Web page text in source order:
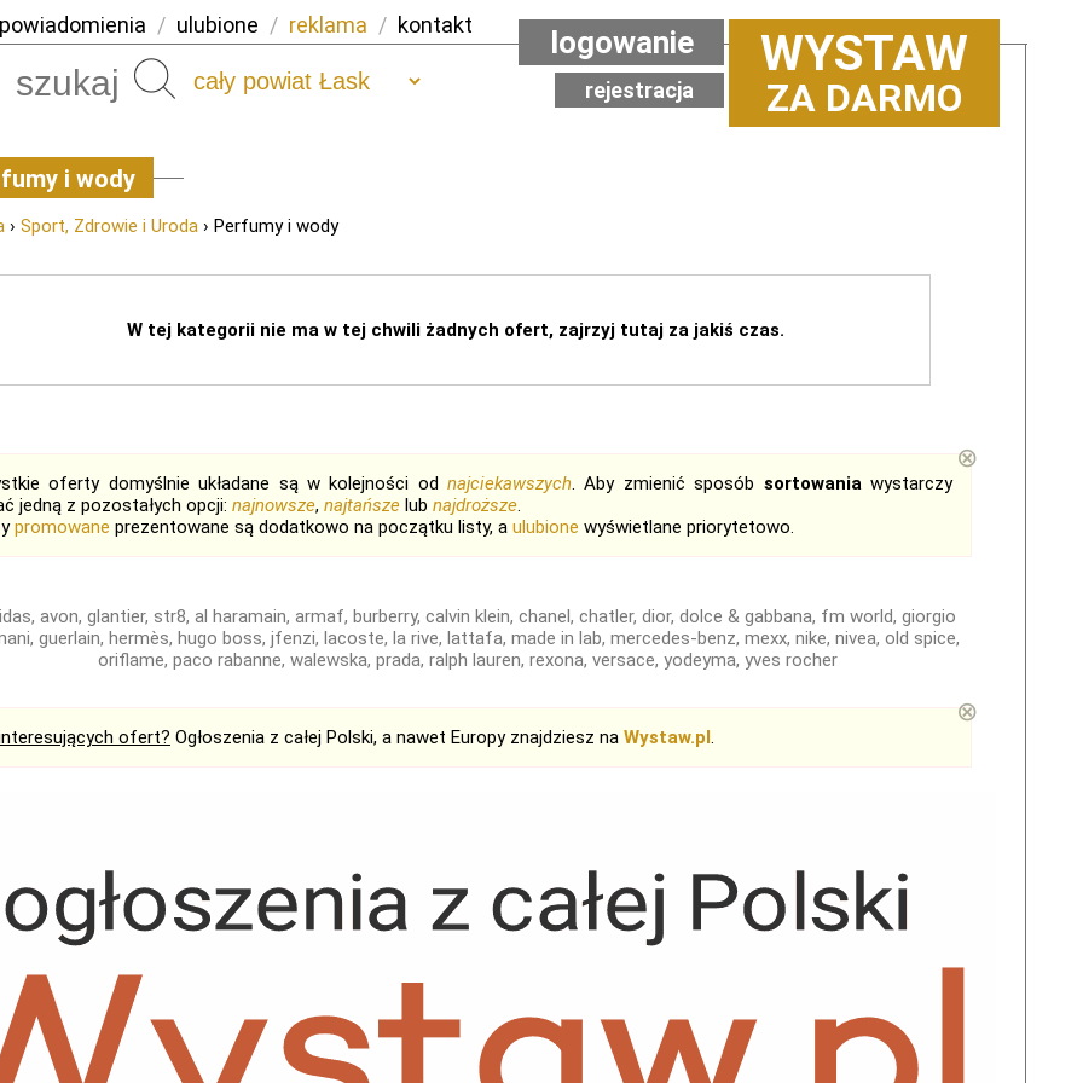
powiadomienia / ulubione / reklama / kontakt
Szukaj WYSTAW
ZA DARMO
logowanie
rejestracja
i wody
› Sport, Zdrowie i Uroda › Perfumy i wody
W tej kategorii nie ma w tej chwili żadnych ofert, zajrzyj tutaj za jakiś czas.
oferty domyślnie układane są w kolejności odnajciekawszych. Aby zmienić sposób sortowaniawystarczy
jedną z pozostałych opcji: najnowsze, najtańsze lub najdroższe.
promowane prezentowane są dodatkowo na początku listy, a ulubione wyświetlane priorytetowo.
⊗
avon, glantier, str8, al haramain, armaf, burberry, calvin klein, chanel, chatler, dior, dolce & gabbana, fm world, giorgio
guerlain, hermès, hugo boss, jfenzi, lacoste, la rive, lattafa, made in lab, mercedes-benz, mexx, nike, nivea, old spice,
oriflame, paco rabanne, walewska, prada, ralph lauren, rexona, versace, yodeyma, yves rocher
ofert? Ogłoszenia z całej Polski, a nawet Europy znajdziesz na Wystaw.pl.
⊗